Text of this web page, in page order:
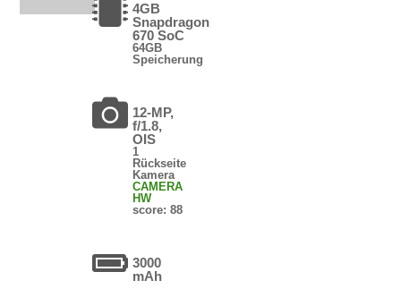
4GB
Snapdragon
670 SoC
64GB
Speicherung
12-MP,
f/1.8,
OIS
1
Rückseite
Kamera
CAMERA
HW
score: 88
3000
mAh